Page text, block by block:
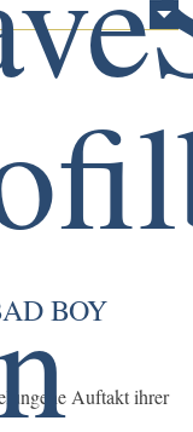
BOY
Auftakt ihrer